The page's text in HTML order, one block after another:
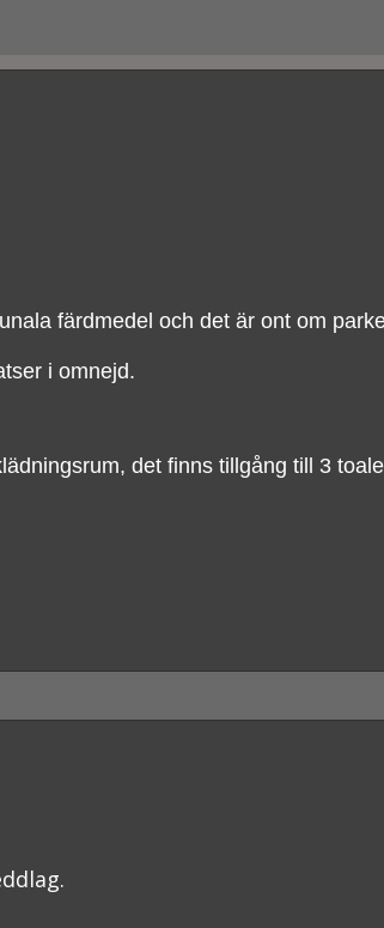
färdmedel och det är ont om
i omnejd.
det finns tillgång till 3